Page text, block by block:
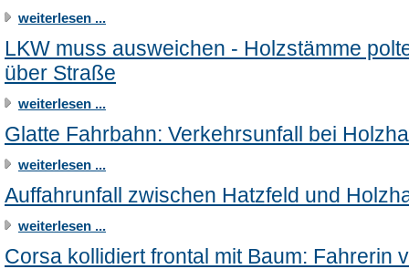
weiterlesen ...
LKW muss ausweichen - Holzstämme
über Straße
weiterlesen ...
Glatte Fahrbahn: Verkehrsunfall bei
weiterlesen ...
Auffahrunfall zwischen Hatzfeld und
weiterlesen ...
Corsa kollidiert frontal mit Baum: Fahrerin